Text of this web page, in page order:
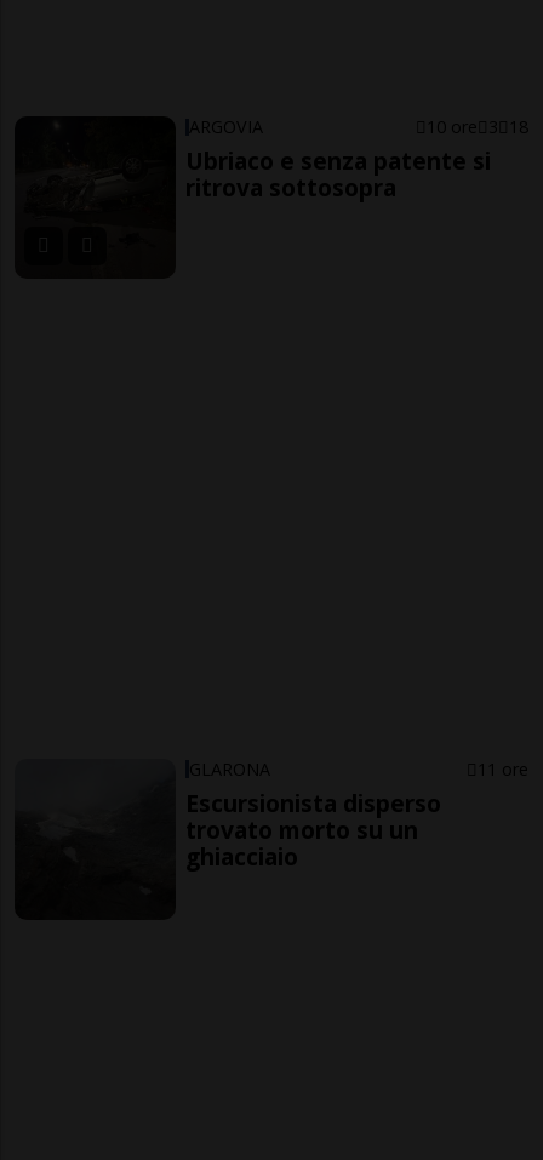
ARGOVIA 10 ore 3 18
Ubriaco e senza patente si
ritrova sottosopra
GLARONA 11 ore
Escursionista disperso
trovato morto su un
ghiacciaio